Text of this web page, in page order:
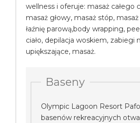
wellness i oferuje: masaż całego
masaż głowy, masaż stóp,
łaźnię parową,body wrapping,
ciało, depilacja woskiem, zabiegi
upiększające, masaż.
Baseny
Olympic Lagoon Resort
basenów rekreacyjnych